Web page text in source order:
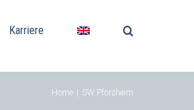
Karriere
Home SW Pforzheim